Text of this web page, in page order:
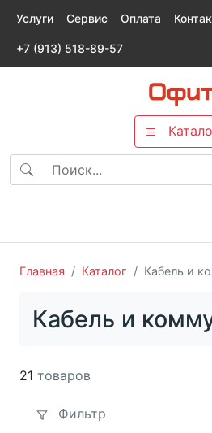
Услуги Сервис Оплата
+7 (913) 518-89-57
Главная Каталог Кабель и
Кабель и
21 товаров
Фильтр